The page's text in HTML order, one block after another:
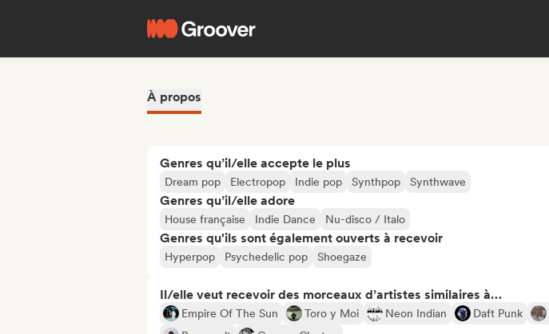
À propos
Genres qu’il/elle accepte le plus
Dream pop Electropop Indie pop Synthpop Synthwave
Genres qu’il/elle adore
House française Indie Dance Nu-disco / Italo
Genres qu'ils sont également ouverts à recevoir
Hyperpop Psychedelic pop Shoegaze
Il/elle veut recevoir des morceaux d’artistes similaires à…
Empire Of The Sun Toro y Moi Neon Indian Daft Punk